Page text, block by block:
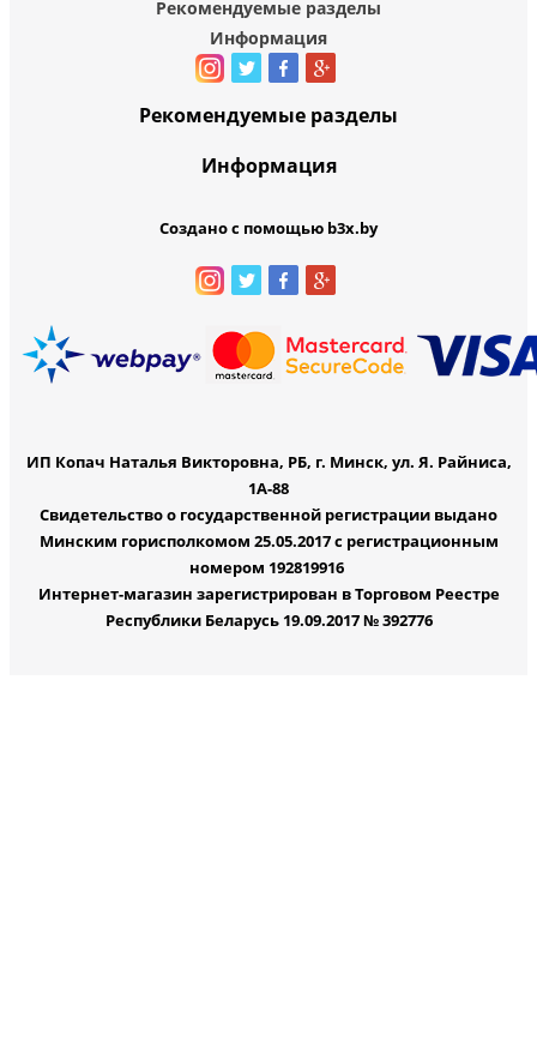
Рекомендуемые разделы
Информация
Рекомендуемые разделы
Информация
Создано с помощью b3x.by
ИП Копач Наталья Викторовна, РБ, г. Минск, ул. Я. Райниса,
1А-88
Свидетельство о государственной регистрации выдано
Минским горисполкомом 25.05.2017 с регистрационным
номером 192819916
Интернет-магазин зарегистрирован в Торговом Реестре
Республики Беларусь 19.09.2017 № 392776